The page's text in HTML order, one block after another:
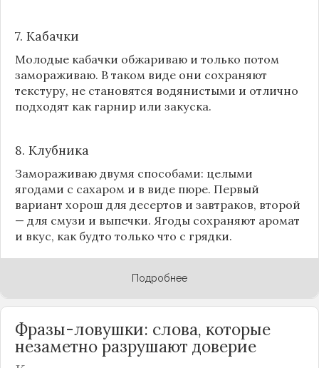
7. Кабачки
Молодые кабачки обжариваю и только потом
замораживаю. В таком виде они сохраняют
текстуру, не становятся водянистыми и отлично
подходят как гарнир или закуска.
8. Клубника
Замораживаю двумя способами: целыми
ягодами с сахаром и в виде пюре. Первый
вариант хорош для десертов и завтраков, второй
— для смузи и выпечки. Ягоды сохраняют аромат
и вкус, как будто только что с грядки.
Подробнее
Фразы-ловушки: слова, которые
незаметно разрушают доверие